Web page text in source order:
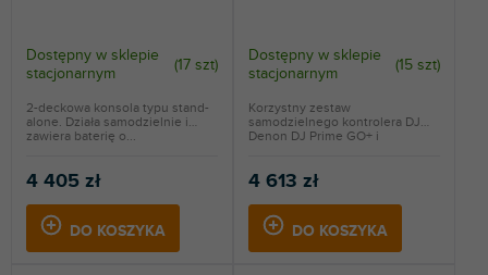
Dostępny w sklepie
stacjonarnym
(17 szt)
4 405 zł
DO KOSZYKA
2-deckowa konsola typu stand-
alone. Działa samodzielnie i
zawiera baterię o...
Dostępny w sklepie
stacjonarnym
(15 szt)
4 613 zł
DO KOSZYKA
Korzystny zestaw
samodzielnego kontrolera DJ
Denon DJ Prime GO+ i